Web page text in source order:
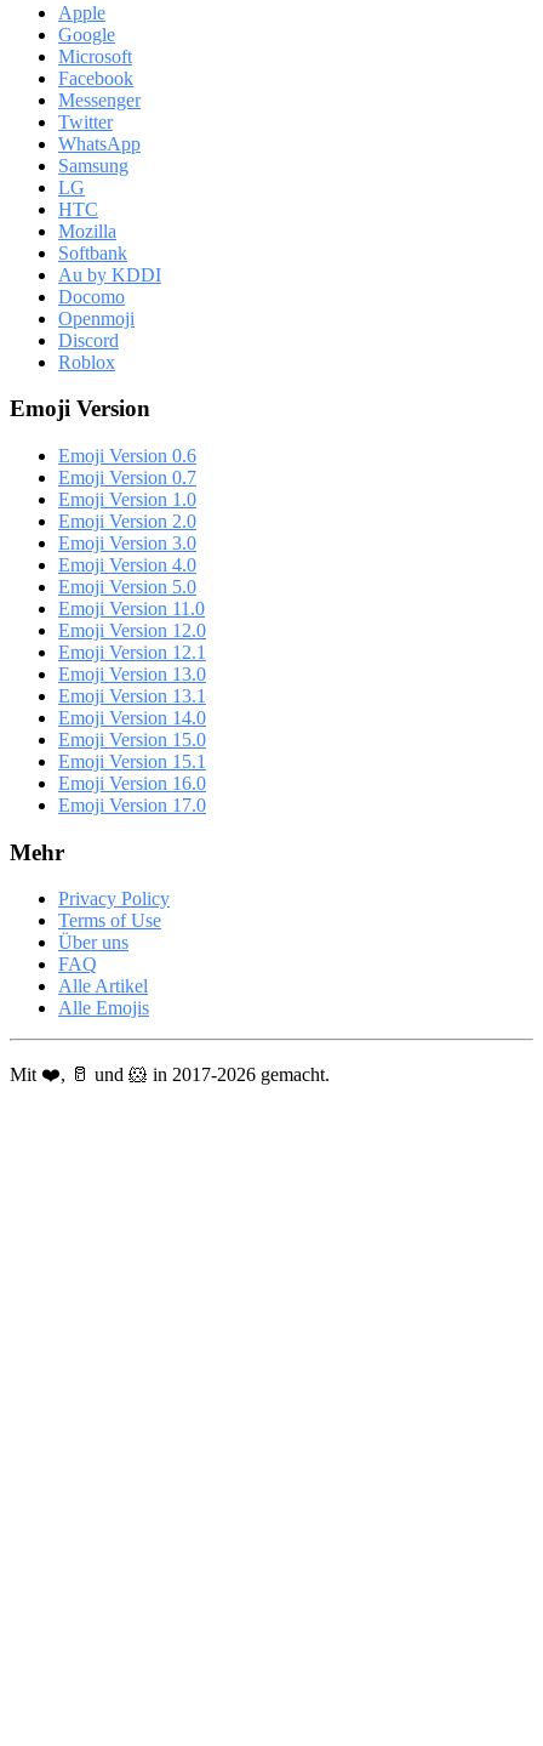
Apple
Google
Microsoft
Facebook
Messenger
Twitter
WhatsApp
Samsung
LG
HTC
Mozilla
Softbank
Au by KDDI
Docomo
Openmoji
Discord
Roblox
Emoji Version
Emoji Version 0.6
Emoji Version 0.7
Emoji Version 1.0
Emoji Version 2.0
Emoji Version 3.0
Emoji Version 4.0
Emoji Version 5.0
Emoji Version 11.0
Emoji Version 12.0
Emoji Version 12.1
Emoji Version 13.0
Emoji Version 13.1
Emoji Version 14.0
Emoji Version 15.0
Emoji Version 15.1
Emoji Version 16.0
Emoji Version 17.0
Mehr
Privacy Policy
Terms of Use
Über uns
FAQ
Alle Artikel
Alle Emojis
Mit ❤️, 🥛 und 🐹 in 2017-2026 gemacht.